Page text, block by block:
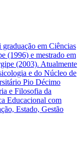
em Ciências
(1996) e mestrado em
(2003). Atualmente
e do Núcleo de
Pio Décimo
e Filosofia da
Educacional com
Estado, Gestão